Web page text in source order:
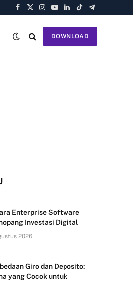
Facebook
X
Instagram
YouTube
LinkedIn
TikTokTelegram
DOWNLOAD
Enterprise Software
Investasi Digital
2026
Giro dan Deposito:
yang Cocok untuk